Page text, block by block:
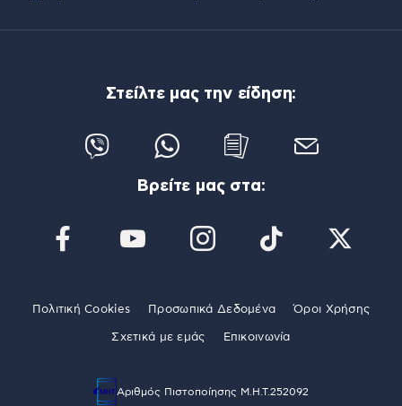
Στείλτε μας την είδηση:
Βρείτε μας στα:
Πολιτική Cookies Προσωπικά Δεδομένα Όροι Χρήσης
Σχετικά με εμάς Επικοινωνία
Αριθμός Πιστοποίησης Μ.Η.Τ.252092